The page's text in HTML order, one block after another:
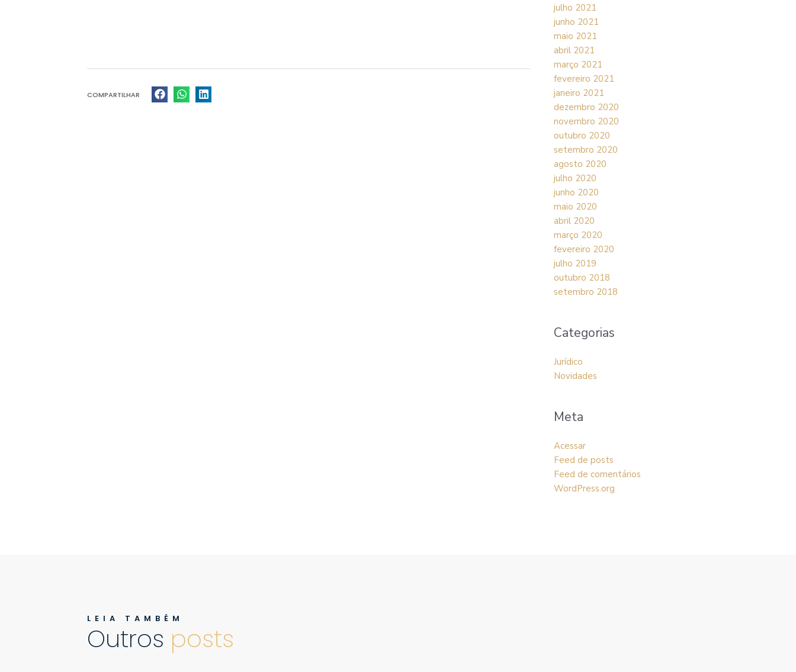
COMPARTILHAR
julho 2021
junho 2021
maio 2021
abril 2021
março 2021
fevereiro 2021
janeiro 2021
dezembro 2020
novembro 2020
outubro 2020
setembro 2020
agosto 2020
julho 2020
junho 2020
maio 2020
abril 2020
março 2020
fevereiro 2020
julho 2019
outubro 2018
setembro 2018
Categorias
Jurídico
Novidades
Meta
Acessar
Feed de posts
Feed de comentários
WordPress.org
LEIA TAMBÉM
Outros posts